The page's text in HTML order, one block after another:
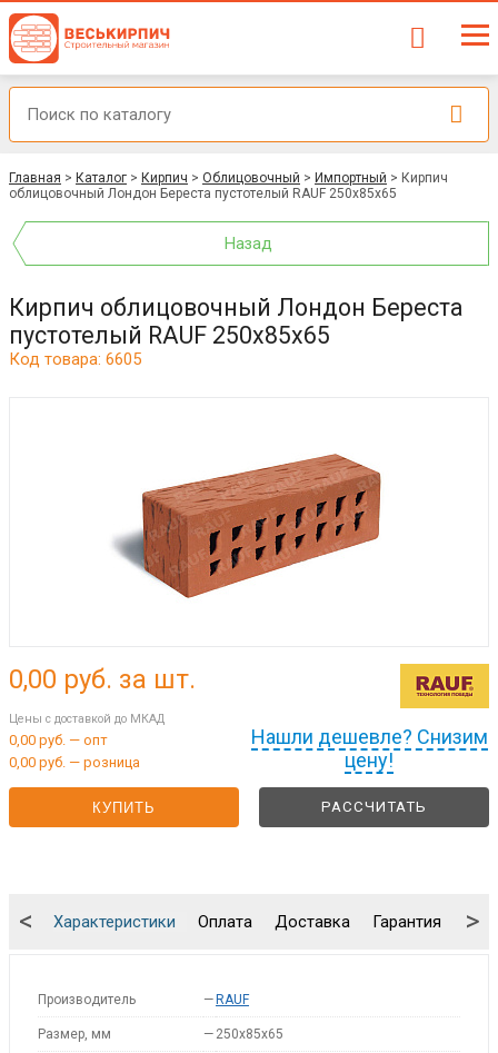
Главная > Каталог > Кирпич > Облицовочный > Импортный > Кирпич
облицовочный Лондон Береста пустотелый RAUF 250x85x65
Назад
Кирпич облицовочный Лондон Береста
пустотелый RAUF 250x85x65
Код товара: 6605
Нашли дешевле? Снизим
цену!
0,00 руб. за шт.
Цены с доставкой до МКАД
0,00 руб. — опт
0,00 руб. — розница
КУПИТЬ РАССЧИТАТЬ
Характеристики Оплата Доставка Гарантия
< >
Производитель — RAUF
Размер, мм — 250x85x65